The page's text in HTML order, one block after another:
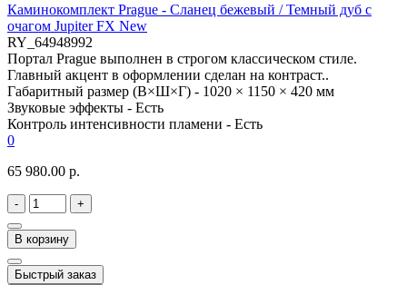
Каминокомплект Prague - Сланец бежевый / Темный дуб с
очагом Jupiter FX New
RY_64948992
Портал Prague выполнен в строгом классическом стиле.
Главный акцент в оформлении сделан на контраст..
Габаритный размер (В×Ш×Г) - 1020 × 1150 × 420 мм
Звуковые эффекты - Есть
Контроль интенсивности пламени - Есть
0
65 980.00 р.
- +
В корзину
Быстрый заказ